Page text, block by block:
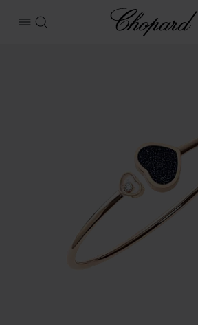
메뉴 열기
검색
Chopard